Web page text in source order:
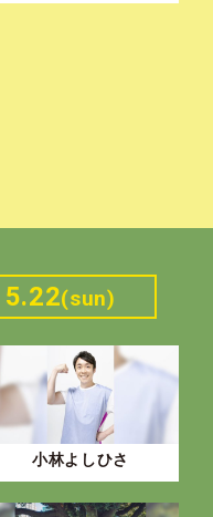
5.22(sun)
小林よしひさ